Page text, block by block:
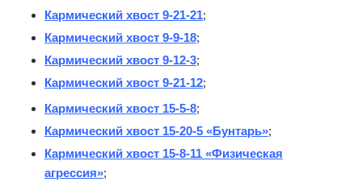
Кармический хвост 9-21-21;
Кармический хвост 9-9-18;
Кармический хвост 9-12-3;
Кармический хвост 9-21-12;
Кармический хвост 15-5-8;
Кармический хвост 15-20-5 «Бунтарь»;
Кармический хвост 15-8-11 «Физическая
агрессия»;